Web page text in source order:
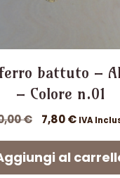
battuto –
– Colore n.01
€
Il
originale
era:
7,80€Il
attuale
IVA
al